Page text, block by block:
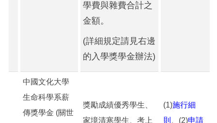
學費與雜費合計之
金額。
(詳細規定請見右邊
的入學獎學金辦法)
中國文化大學
生命科學系薪
傳獎學金 (關世
獎勵成績優秀學生、
家境清寒學生、考上
(1)施行細
則
、(2)申請